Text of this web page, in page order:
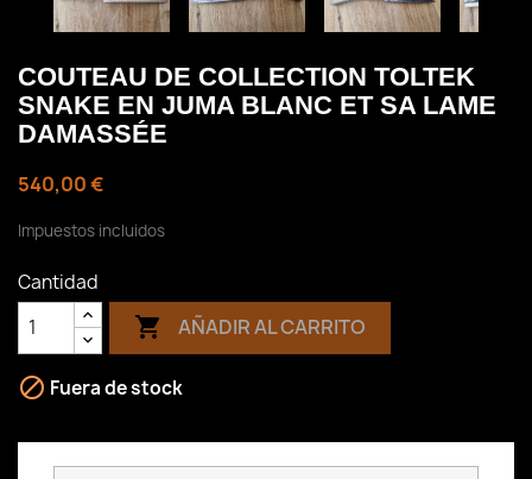
COUTEAU DE COLLECTION TOLTEK
SNAKE EN JUMA BLANC ET SA LAME
DAMASSÉE
540,00 €
Impuestos incluidos
Cantidad
 AÑADIR AL CARRITO
 Fuera de stock